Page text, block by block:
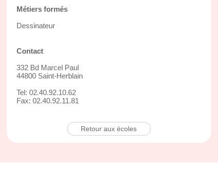
Métiers formés
Dessinateur
Contact
332 Bd Marcel Paul
44800 Saint-Herblain
Tel: 02.40.92.10.62
Fax: 02.40.92.11.81
Retour aux écoles